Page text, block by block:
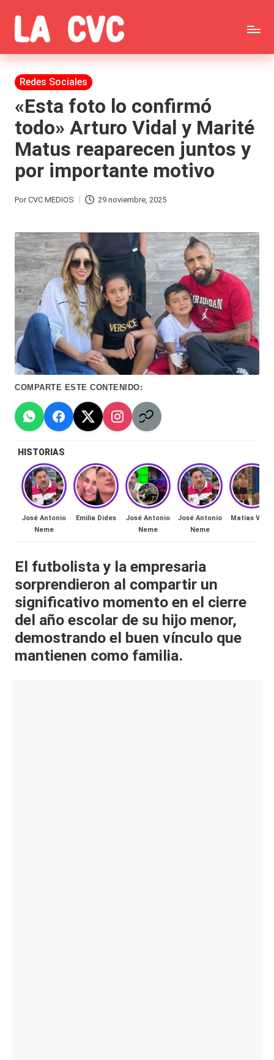
Saltar
al
contenido
C
o
p
u
c
h
a
s
F
ar
á
n
d
ul
a
C
hi
n
a
🔥
R
al
it
y
s,
T
Todas
las
noticias
de
la
farándula,
Brava,
Gran
Hermano
-
Tendencias
-
Exclusivas
Tv
redes
lacvc.com
Publicada
Redes Sociales
«Esta foto lo confirmó
todo» Arturo Vidal y Marité
Matus reaparecen juntos y
por importante motivo
Publicado
PorCVC MEDIOS 29 noviembre, 2025
COMPARTE ESTE CONTENIDO:
HISTORIAS
José Antonio
Neme
Emilia Dides
José Antonio
Neme
José Antonio
Neme
Matías Vega
El futbolista y la empresaria
sorprendieron al compartir un
significativo momento en el cierre
del año escolar de su hijo menor,
demostrando el buen vínculo que
mantienen como familia.